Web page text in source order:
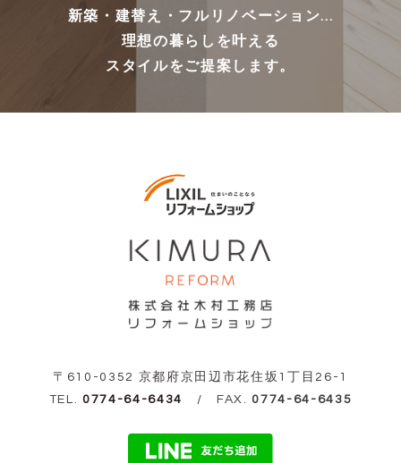
新築・建替え・フルリノベーション...
理想の暮らしを叶える
スタイルをご提案します。
〒610-0352 京都府京田辺市花住坂1丁目26-1
TEL. 0774-64-6434 / FAX. 0774-64-6435